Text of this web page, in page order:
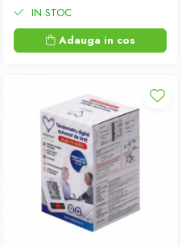
IN STOC
Adauga in cos